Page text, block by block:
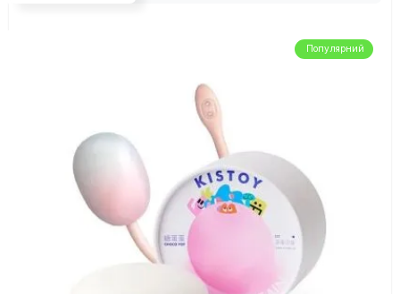
Популярний